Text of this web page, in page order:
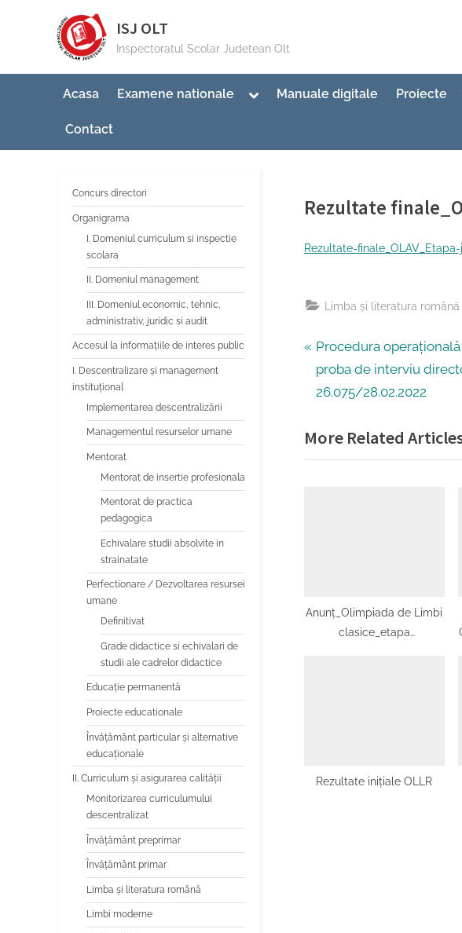
ISJ OLT
Inspectoratul Scolar Judetean Olt
Acasa Examene nationale
ToggleManuale digitale Proiecte
Contact
Rezultate
Posted
15/03/2022
By
Limba si literatura romana
Rezultate-
Limba şi literatura română
Navigare
în
P
r
e
i
o
:
Procedura
proba de interviu
26.075/28.02.2022
More Related
Anunț_Olimpiada de Limbi
clasice_etapa
Rezultate inițiale OLLR
Concurs directori
Organigrama
I. Domeniul curriculum si inspectie
scolara
II. Domeniul management
III. Domeniul economic, tehnic,
administrativ, juridic si audit
Accesul la informațiile de interes public
I. Descentralizare și management
instituțional
Implementarea descentralizării
Managementul resurselor umane
Mentorat
Mentorat de insertie profesionala
Mentorat de practica
pedagogica
Echivalare studii absolvite in
strainatate
Perfectionare / Dezvoltarea resursei
umane
Definitivat
Grade didactice si echivalari de
studii ale cadrelor didactice
Educaţie permanentă
Proiecte educationale
Învăţământ particular şi alternative
educaţionale
II. Curriculum și asigurarea calității
Monitorizarea curriculumului
descentralizat
Învățământ preprimar
Învățământ primar
Limba şi literatura română
Limbi moderne